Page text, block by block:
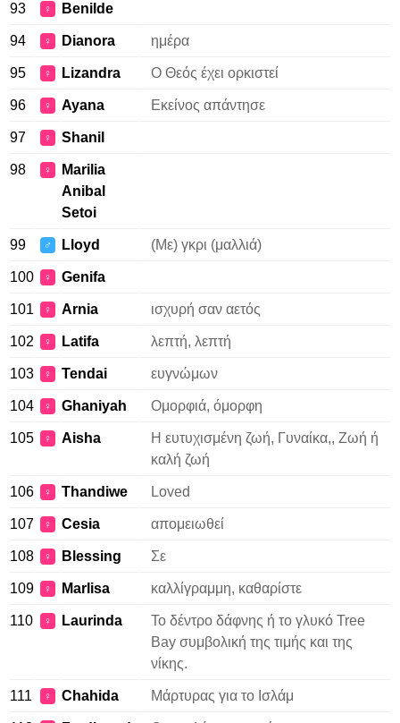
93 ♀ Benilde
94 ♀ Dianora ημέρα
95 ♀ Lizandra Ο Θεός έχει ορκιστεί
96 ♀ Ayana Εκείνος απάντησε
97 ♀ Shanil
98 ♀
Marilia
Anibal
Setoi
99 ♂ Lloyd (Με) γκρι (μαλλιά)
100 ♀ Genifa
101 ♀ Arnia ισχυρή σαν αετός
102 ♀ Latifa λεπτή, λεπτή
103 ♀ Tendai ευγνώμων
104 ♀ Ghaniyah Ομορφιά, όμορφη
105 ♀ Aisha
Η ευτυχισμένη ζωή, Γυναίκα,, Ζωή ή
καλή ζωή
106 ♀ Thandiwe Loved
107 ♀ Cesia απομειωθεί
108 ♀ Blessing Σε
109 ♀ Marlisa καλλίγραμμη, καθαρίστε
110 ♀ Laurinda
Το δέντρο δάφνης ή το γλυκό Tree
Bay συμβολική της τιμής και της
νίκης.
111 ♀ Chahida Μάρτυρας για το Ισλάμ